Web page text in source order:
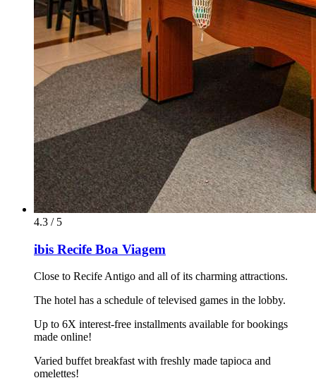
4.3 / 5
ibis Recife Boa Viagem
Close to Recife Antigo and all of its charming attractions.
The hotel has a schedule of televised games in the lobby.
Up to 6X interest-free installments available for bookings
made online!
Varied buffet breakfast with freshly made tapioca and
omelettes!